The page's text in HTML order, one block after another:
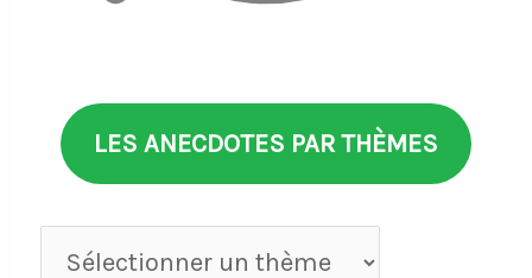
LES ANECDOTES PAR THÈMES
Anecdotes